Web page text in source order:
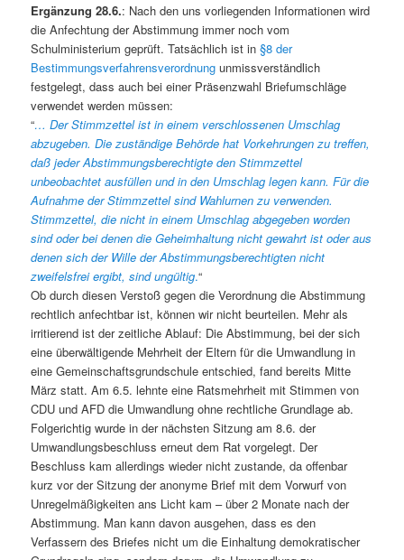
Ergänzung 28.6.: Nach den uns vorliegenden Informationen wird
die Anfechtung der Abstimmung immer noch vom
Schulministerium geprüft. Tatsächlich ist in§8 der
Bestimmungsverfahrensverordnung unmissverständlich
festgelegt, dass auch bei einer Präsenzwahl Briefumschläge
verwendet werden müssen:
“… Der Stimmzettel ist in einem verschlossenen Umschlag
abzugeben. Die zuständige Behörde hat Vorkehrungen zu treffen,
daß jeder Abstimmungsberechtigte den Stimmzettel
unbeobachtet ausfüllen und in den Umschlag legen kann. Für die
Aufnahme der Stimmzettel sind Wahlurnen zu verwenden.
Stimmzettel, die nicht in einem Umschlag abgegeben worden
sind oder bei denen die Geheimhaltung nicht gewahrt ist oder aus
denen sich der Wille der Abstimmungsberechtigten nicht
zweifelsfrei ergibt, sind ungültig.“
Ob durch diesen Verstoß gegen die Verordnung die Abstimmung
rechtlich anfechtbar ist, können wir nicht beurteilen. Mehr als
irritierend ist der zeitliche Ablauf: Die Abstimmung, bei der sich
eine überwältigende Mehrheit der Eltern für die Umwandlung in
eine Gemeinschaftsgrundschule entschied, fand bereits Mitte
März statt. Am 6.5. lehnte eine Ratsmehrheit mit Stimmen von
CDU und AFD die Umwandlung ohne rechtliche Grundlage ab.
Folgerichtig wurde in der nächsten Sitzung am 8.6. der
Umwandlungsbeschluss erneut dem Rat vorgelegt. Der
Beschluss kam allerdings wieder nicht zustande, da offenbar
kurz vor der Sitzung der anonyme Brief mit dem Vorwurf von
Unregelmäßigkeiten ans Licht kam – über 2 Monate nach der
Abstimmung. Man kann davon ausgehen, dass es den
Verfassern des Briefes nicht um die Einhaltung demokratischer